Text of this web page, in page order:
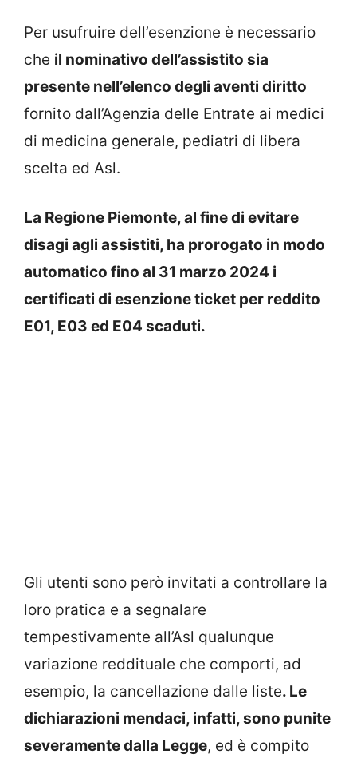
Per usufruire dell’esenzione è necessario
che il nominativo dell’assistito sia
presente nell’elenco degli aventi diritto
fornito dall’Agenzia delle Entrate ai medici
di medicina generale, pediatri di libera
scelta ed Asl.
La Regione Piemonte, al fine di evitare
disagi agli assistiti, ha prorogato in modo
automatico fino al 31 marzo 2024 i
certificati di esenzione ticket per reddito
E01, E03 ed E04 scaduti.
Gli utenti sono però invitati a controllare la
loro pratica e a segnalare
tempestivamente all’Asl qualunque
variazione reddituale che comporti, ad
esempio, la cancellazione dalle liste. Le
dichiarazioni mendaci, infatti, sono punite
severamente dalla Legge, ed è compito